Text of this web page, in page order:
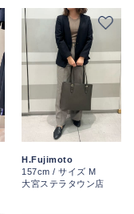
H.Fujimoto
157cm / サイズ M
大宮ステラタウン店